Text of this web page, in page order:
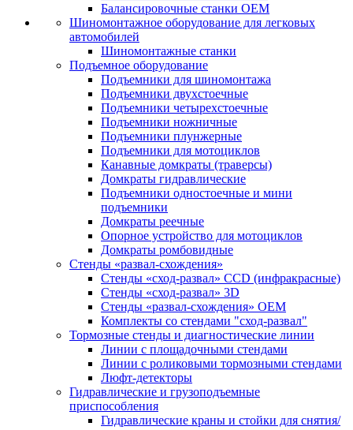
Балансировочные станки ОЕМ
Шиномонтажное оборудование для легковых
автомобилей
Шиномонтажные станки
Подъемное оборудование
Подъемники для шиномонтажа
Подъемники двухстоечные
Подъемники четырехстоечные
Подъемники ножничные
Подъемники плунжерные
Подъемники для мотоциклов
Канавные домкраты (траверсы)
Домкраты гидравлические
Подъемники одностоечные и мини
подъемники
Домкраты реечные
Опорное устройство для мотоциклов
Домкраты ромбовидные
Стенды «развал-схождения»
Стенды «сход-развал» CCD (инфракрасные)
Стенды «сход-развал» 3D
Стенды «развал-схождения» ОЕМ
Комплекты со стендами "сход-развал"
Тормозные стенды и диагностические линии
Линии с площадочными стендами
Линии с роликовыми тормозными стендами
Люфт-детекторы
Гидравлические и грузоподъемные
приспособления
Гидравлические краны и стойки для снятия/